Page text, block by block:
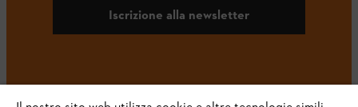
Iscrizione alla newsletter
#STIHL